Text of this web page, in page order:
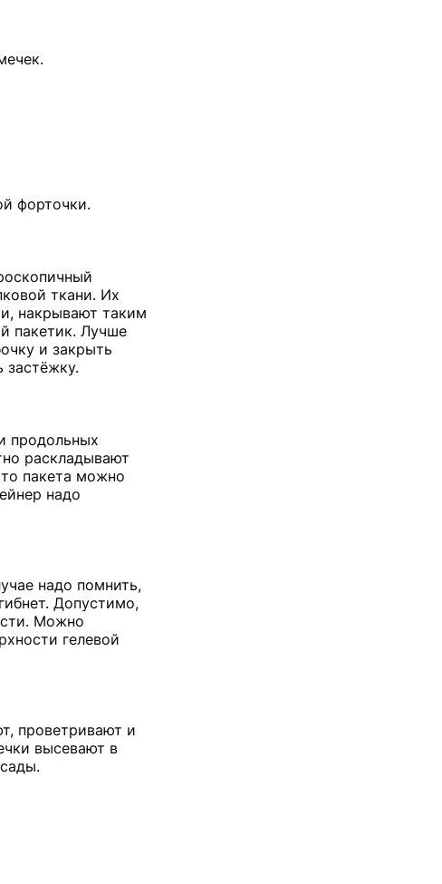
форточки.
ткани. Их
накрывают таким
пакетик. Лучше
и закрыть
застёжку.
продольных
раскладывают
пакета можно
надо
надо помнить,
Допустимо,
Можно
гелевой
проветривают и
высевают в